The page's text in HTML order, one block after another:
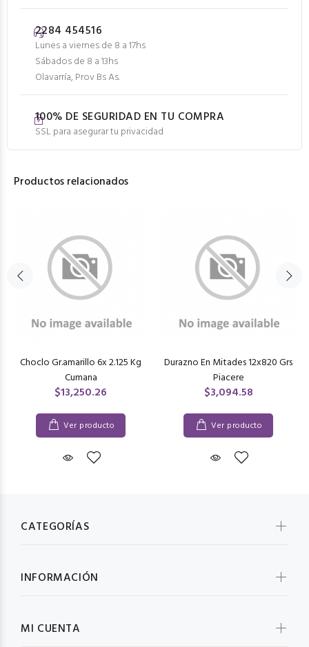
2284 454516
Lunes a viernes de 8 a 17hs
Sábados de 8 a 13hs
Olavarría, Prov Bs As.
100% DE SEGURIDAD EN TU COMPRA
SSL para asegurar tu privacidad
Productos relacionados
Choclo Gr.amarillo 6x 2.125 Kg
Cumana
$13,250.26
Ver producto
Durazno En Mitades 12x820 Grs
Piacere
$3,094.58
Ver producto
CATEGORÍAS
INFORMACIÓN
MI CUENTA